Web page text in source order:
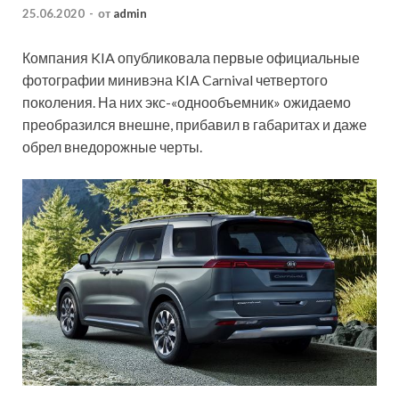
25.06.2020 - от admin
Компания KIA опубликовала первые официальные
фотографии минивэна KIA Carnival четвертого
поколения. На них экс-«однообъемник» ожидаемо
преобразился внешне, прибавил в габаритах и даже
обрел внедорожные черты.